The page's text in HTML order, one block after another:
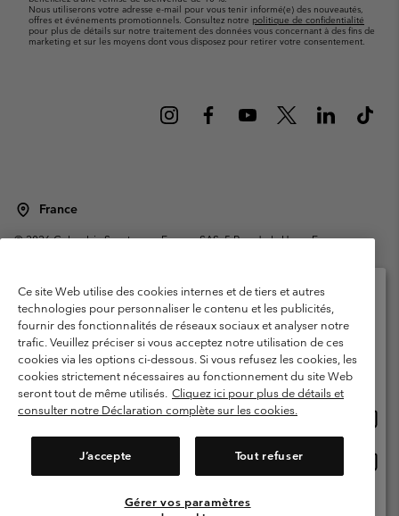
Nous utiliserons votre adresse e-mail pour vous tenir informé(e) des nouveautés,
offres et événements promotionnels. Consultez notre politique de confidentialité
pour plus de détails sur notre traitement des données vous concernant à des fins de
marketing et sur les moyens dont vous disposez pour retirer votre consentement.
France
©2026Columbia Sportswear Europe SAS. 5 Rue de la Haye, Espace
Garanties Légales
Politique de confidentialité
Conditions d'utilisation - Membres
Conditions D'utilisation - Contenu généré par l'utilisateur
Impressum
Cookies
Public CBCR
Ce site Web utilise des cookies internes et de tiers et autres
technologies pour personnaliser le contenu et les publicités,
fournir des fonctionnalités de réseaux sociaux et analyser notre
trafic. Veuillez préciser si vous acceptez notre utilisation de ces
cookies via les options ci-dessous. Si vous refusez les cookies, les
cookies strictement nécessaires au fonctionnement du site Web
seront tout de même utilisés. Cliquez ici pour plus de détails et
consulter notre Déclaration complète sur les cookies.
J’accepte Tout refuser
Gérer vos paramètres
Veuillez sélectionner votre pays d’expédition et
votre langue
Achats en ligne disponibles
United States
ligne
France
Voir Tous Les Pays